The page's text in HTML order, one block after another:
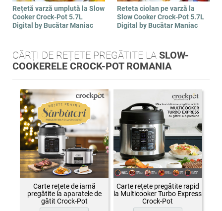
Rețetă varză umplută la Slow
Cooker Crock-Pot 5.7L
Digital by Bucătar Maniac
Reteta ciolan pe varză la
Slow Cooker Crock-Pot 5.7L
Digital by Bucătar Maniac
CĂRȚI DE REȚETE PREGĂTITE LASLOW-
COOKERELE CROCK-POT ROMANIA
Carte rețete de iarnă
pregătite la aparatele de
gătit Crock-Pot
Carte rețete pregătite rapid
la Multicooker Turbo Express
Crock-Pot